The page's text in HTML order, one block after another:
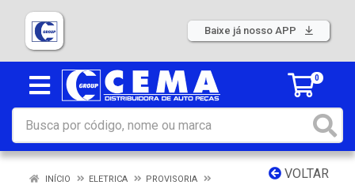
Baixe já nosso APP
0
VOLTAR
INÍCIO ELETRICA
PROVISORIA